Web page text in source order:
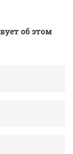
об этом